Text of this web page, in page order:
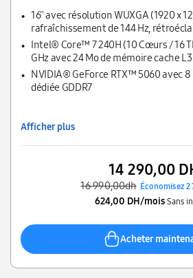
16'' avec résolution WUXGA (1920 x
rafraîchissement de 144 Hz,
gamme de couleurs NTSC de 45 %
Intel® Core™ 7 240H (10 Cœurs / 16
GHz avec 24 Mo de mémoire cache
NVIDIA® GeForce RTX™ 5060 avec
dédiée GDDR7
Afficher plus
14 290,00
16 990,00dh Économisez
624,00 DH/mois Sans
Acheter